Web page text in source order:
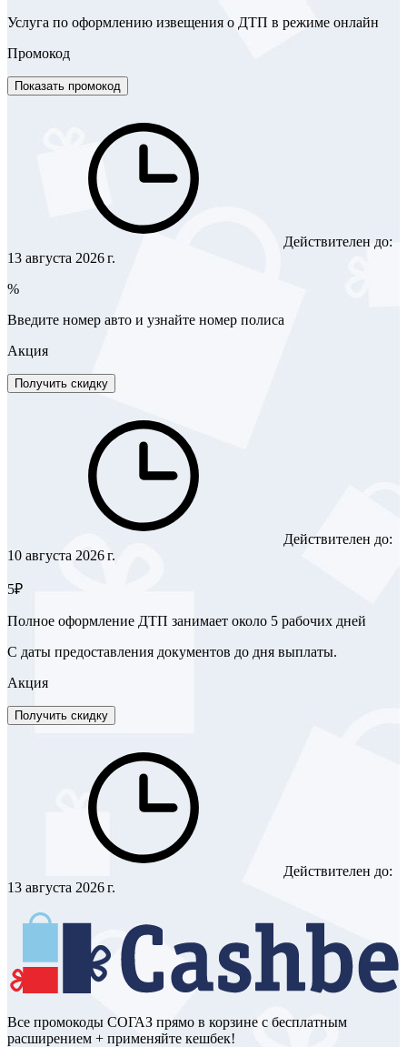
Услуга по оформлению извещения о ДТП в режиме онлайн
Промокод
Показать промокод
Действителен до:
13 августа 2026 г.
%
Введите номер авто и узнайте номер полиса
Акция
Получить скидку
Действителен до:
10 августа 2026 г.
5₽
Полное оформление ДТП занимает около 5 рабочих дней
С даты предоставления документов до дня выплаты.
Акция
Получить скидку
Действителен до:
13 августа 2026 г.
Все промокоды СОГАЗ прямо в корзине с бесплатным
расширением + применяйте кешбек!